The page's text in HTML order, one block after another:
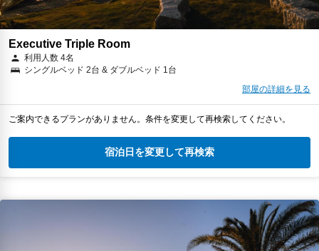
Executive Triple Room
利用人数 4名
シングルベッド 2台 & ダブルベッド 1台
部屋の詳細を見る
ご案内できるプランがありません。条件を変更して再検索してください。
宿泊日を変更して再検索